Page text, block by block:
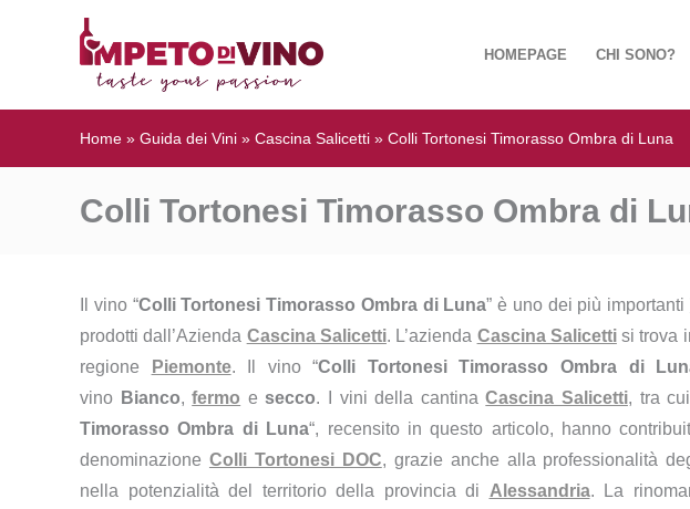
HOMEPAGE CHI SONO?
Home » Guida dei Vini » Cascina Salicetti » Colli Tortonesi Timorasso Ombra di Luna
Colli Tortonesi Timorasso Ombra di
Il vino “Colli Tortonesi Timorasso Ombra di Luna” è uno dei più importanti
prodotti dall’Azienda Cascina Salicetti. L’azienda Cascina Salicettisi trova
regione
Piemonte. Il vino “Colli Tortonesi Timorasso Ombra di
vino Bianco,fermo esecco. I vini della cantinaCascina Salicetti, tra
Timorasso Ombra di Luna“, recensito in questo articolo, hanno
denominazione Colli Tortonesi DOC, grazie anche alla professionalità
nella potenzialità del territorio della provincia di Alessandria. La